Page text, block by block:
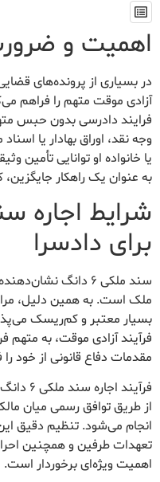
اهمیت و
در بسیاری از پرونده‌های
آزادی موقت متهم را فراهم
فرایند دادرسی بدون حبس
وجه نقد، اوراق بهادار یا
یا خانواده او توانایی تأمین
به عنوان یک راهکار
برای دادسرا
سند ملکی ۶ دانگ
ملک است. به همین دلیل،
بسیار معتبر و کم‌ریسک
فرآیند آزادی موقت، به متهم
مقدمات دفاع قانونی از خود
فرآیند
از طریق توافق رسمی میان
انجام می‌شود. تنظیم دقیق
تعهدات طرفین و همچنین
اهمیت ویژه‌ای برخوردار است.